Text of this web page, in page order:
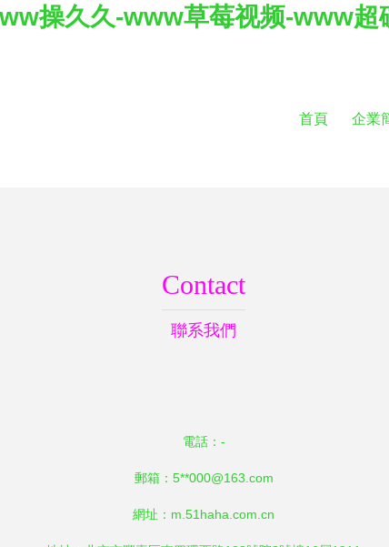
操久久-www草莓视频-www
首頁 企業
Contact
聯系我們
電話：-
郵箱：5**000@163.com
網址： m.51haha.com.cn